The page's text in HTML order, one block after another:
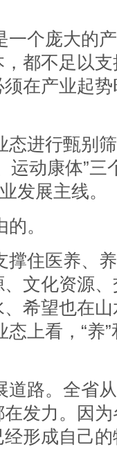
一个庞大的
都不足以
在产业起
态进行甄别
运动康体”三
发展主线。
。
撑住医养、
文化资源
希望也在
上看，“养
道路。全省
发力。因
形成自己